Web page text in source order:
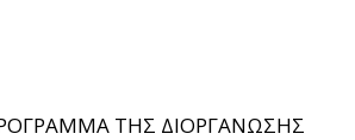
ΤΗΣ ΔΙΟΡΓΑΝΩΣΗΣ